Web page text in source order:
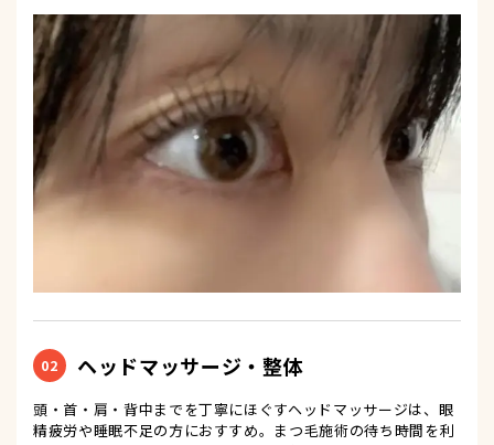
02 ヘッドマッサージ・整体
頭・首・肩・背中までを丁寧にほぐすヘッドマッサージは、眼
精疲労や睡眠不足の方におすすめ。まつ毛施術の待ち時間を利